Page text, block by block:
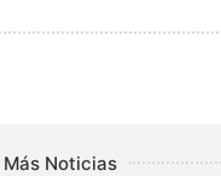
Más Noticias